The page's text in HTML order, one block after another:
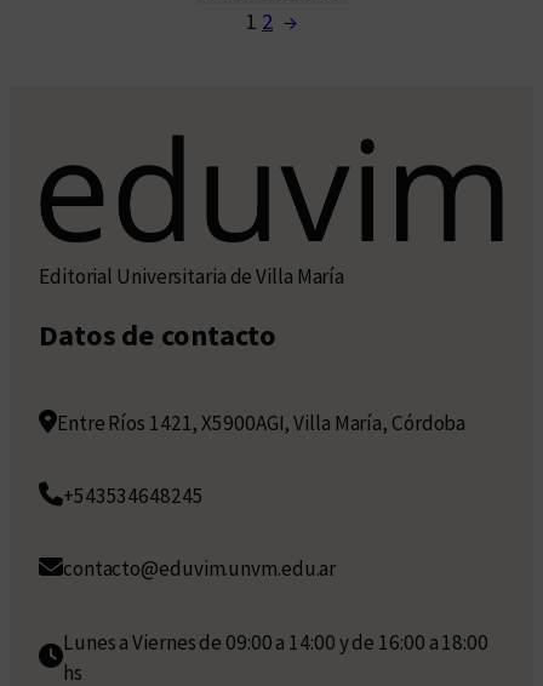
1 2 →
Editorial Universitaria de Villa María
Datos de contacto
Entre Ríos 1421, X5900AGI, Villa María, Córdoba
+543534648245
contacto@eduvim.unvm.edu.ar
Lunes a Viernes de 09:00 a 14:00 y de 16:00 a 18:00
hs